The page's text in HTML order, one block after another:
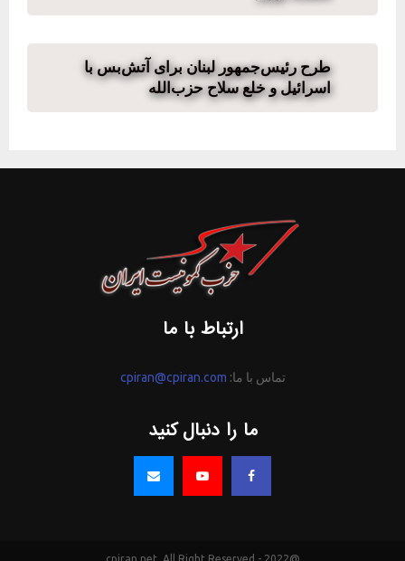
طرح رئیس‌جمهور لبنان برای آتش‌بس با
اسرائیل و خلع سلاح حزب‌الله
ارتباط با ما
تماس با ما: cpiran@cpiran.com
ما را دنبال کنید